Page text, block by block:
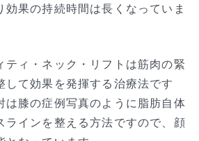
効果の持続時間は長くなっていま
ティ・ネック・リフトは筋肉の緊
して効果を発揮する治療法です
は膝の症例写真のように脂肪自体
ラインを整える方法ですので、顔